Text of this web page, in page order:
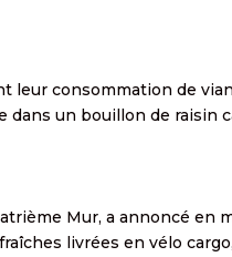
leur consommation de
dans un bouillon de raisin
Mur, a annoncé en
livrées en vélo